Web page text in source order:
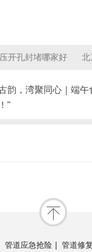
开孔封堵哪家好 北
韵，湾聚同心｜端
"
管道应急抢险 管道修复